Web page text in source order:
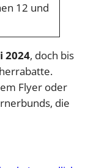
12 und
2024, doch bis
Flyer oder
die